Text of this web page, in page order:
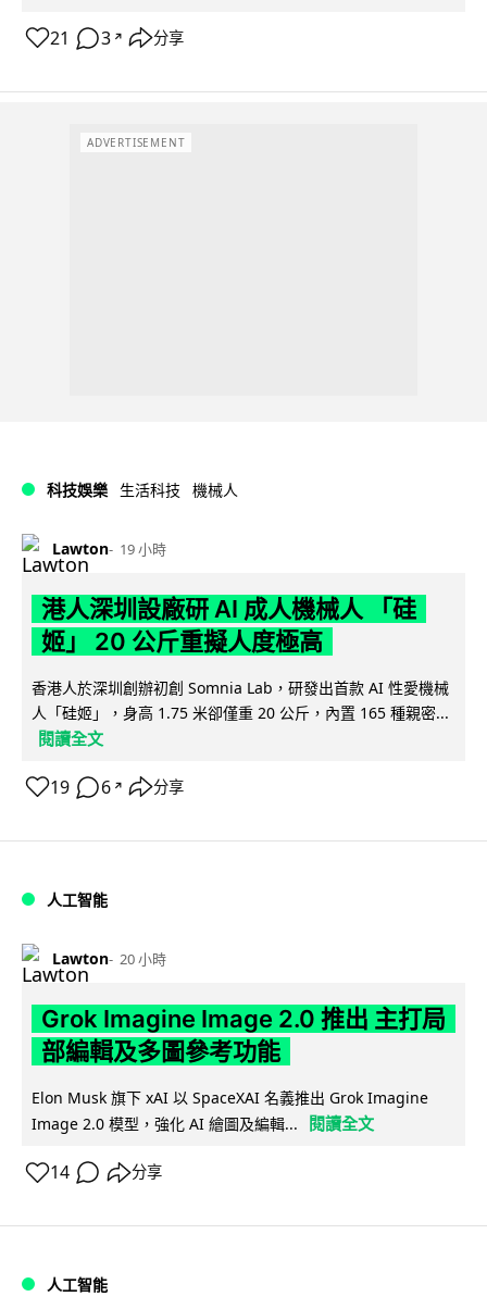
21 3 ↗ 分享
ADVERTISEMENT
科技娛樂 生活科技 機械人
Lawton 19 小時
港人深圳設廠研 AI 成人機械人 「硅
姬」 20 公斤重擬人度極高
香港人於深圳創辦初創 Somnia Lab，研發出首款 AI 性愛機械
人「硅姬」，身高 1.75 米卻僅重 20 公斤，內置 165 種親密...
閱讀全文
19 6 ↗ 分享
人工智能
Lawton 20 小時
Grok Imagine Image 2.0 推出 主打局
部編輯及多圖參考功能
Elon Musk 旗下 xAI 以 SpaceXAI 名義推出 Grok Imagine
Image 2.0 模型，強化 AI 繪圖及編輯...
閱讀全文
14 分享
人工智能